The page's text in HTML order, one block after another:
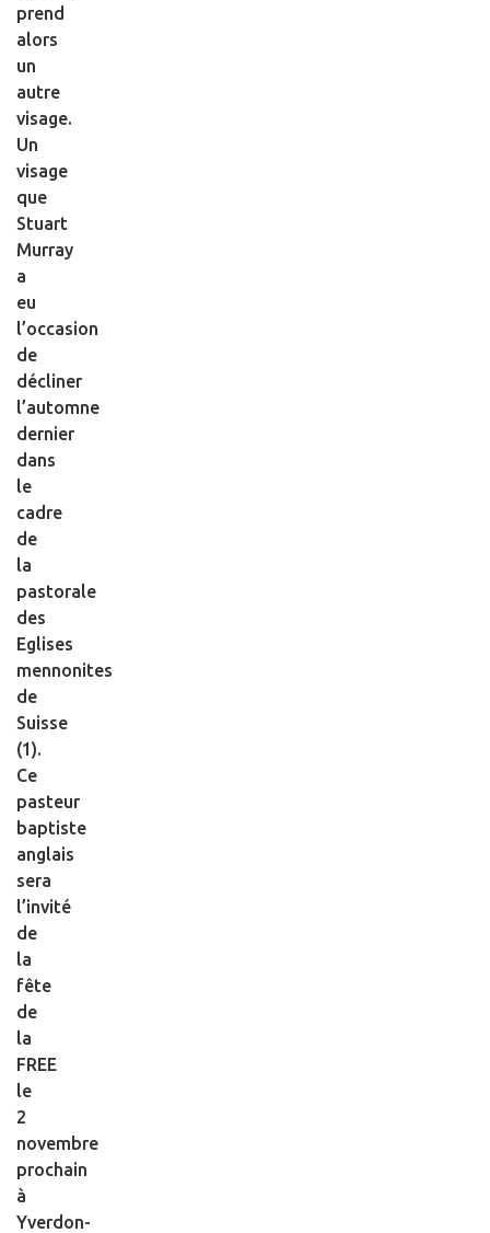
prend
alors
un
autre
visage.
Un
visage
que
Stuart
Murray
a
eu
l’occasion
de
décliner
l’automne
dernier
dans
le
cadre
de
la
pastorale
des
Eglises
mennonites
de
Suisse
(1).
Ce
pasteur
baptiste
anglais
sera
l’invité
de
la
fête
de
la
FREE
le
2
novembre
prochain
à
Yverdon-